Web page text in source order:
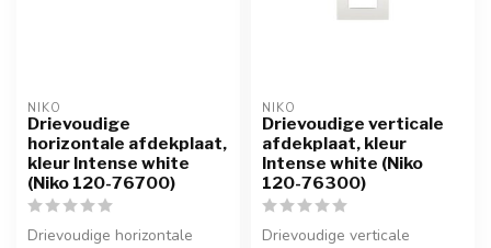
NIKO
Drievoudige
horizontale afdekplaat,
kleur Intense white
(Niko 120-76700)
Drievoudige horizontale
NIKO
Drievoudige verticale
afdekplaat, kleur
Intense white (Niko
120-76300)
Drievoudige verticale